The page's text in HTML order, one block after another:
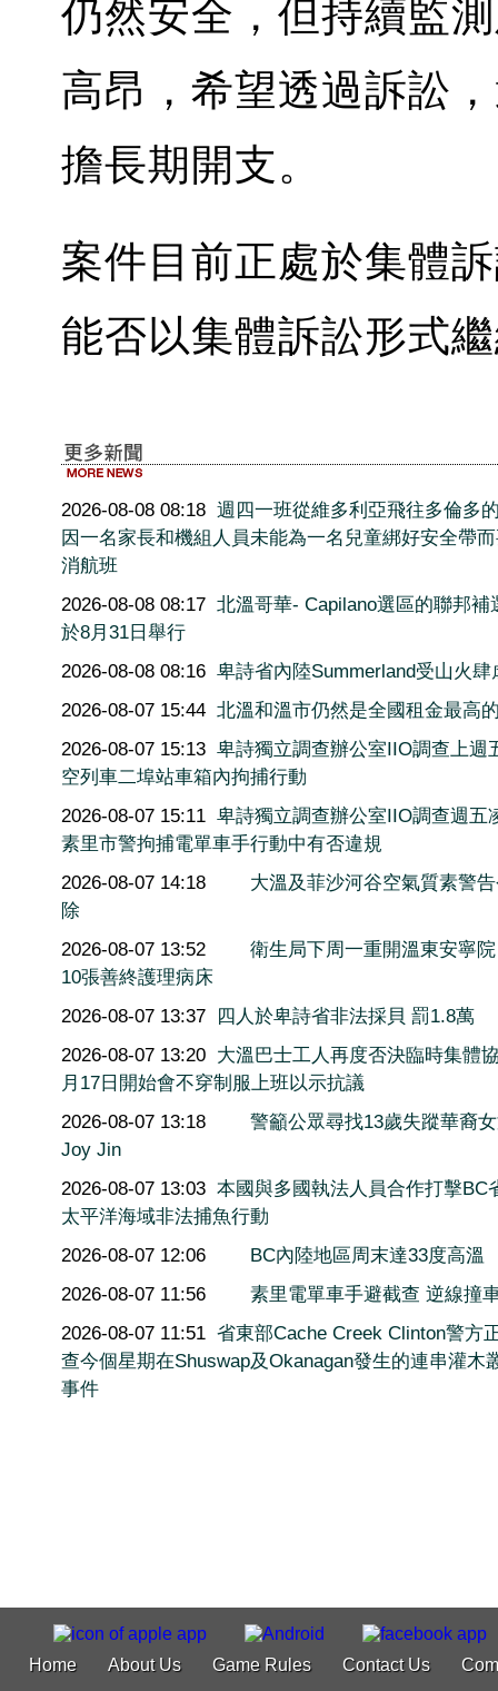
仍然安全，但持續監
高昂，希望透過訴訟
擔長期開支。
案件目前正處於集體
能否以集體訴訟形式
2026-08-08 08:18 週四一班從維多利亞飛往多倫多
因一名家長和機組人員未能為一名兒童綁好安全帶
消航班
2026-08-08 08:17 北溫哥華- Capilano選區的聯邦補
於8月31日舉行
2026-08-08 08:16 卑詩省內陸Summerland受山火肆
2026-08-07 15:44 北溫和溫市仍然是全國租金最高
2026-08-07 15:13 卑詩獨立調查辦公室IIO調查上週
空列車二埠站車箱內拘捕行動
2026-08-07 15:11 卑詩獨立調查辦公室IIO調查週五
素里市警拘捕電單車手行動中有否違規
2026-08-07 14:18
大溫及菲沙河谷空氣質素警
除
2026-08-07 13:52
衛生局下周一重開溫東安寧
10張善終護理病床
2026-08-07 13:37 四人於卑詩省非法採貝 罰1.8萬
2026-08-07 13:20 大溫巴士工人再度否決臨時集體
月17日開始會不穿制服上班以示抗議
2026-08-07 13:18
警籲公眾尋找13歲失蹤華裔
Joy Jin
2026-08-07 13:03 本國與多國執法人員合作打擊BC
太平洋海域非法捕魚行動
2026-08-07 12:06
BC內陸地區周末達33度高溫
2026-08-07 11:56
素里電單車手避截查 逆線撞
2026-08-07 11:51 省東部Cache Creek Clinton警方
查今個星期在Shuswap及Okanagan發生的連串灌木
事件
Home About Us Game Rules Contact Us